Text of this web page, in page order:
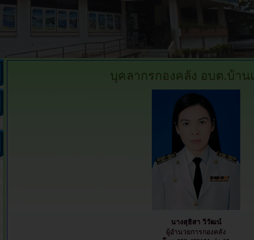
บุคลากรกองคลัง อบต.บ้า
นางสุธิสา วิวัฒน์
ผู้อำนวยการกองคลัง